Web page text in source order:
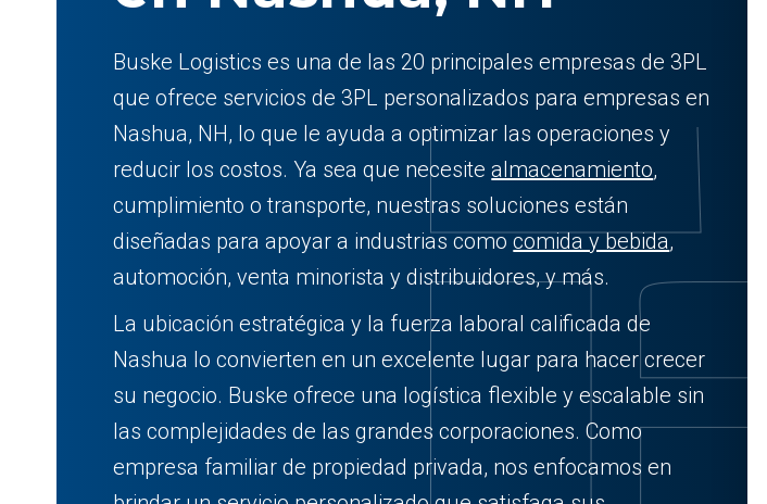
Buske Logistics es una de las 20 principales empresas de 3PL
que ofrece servicios de 3PL personalizados para empresas en
Nashua, NH, lo que le ayuda a optimizar las operaciones y
reducir los costos. Ya sea que necesitealmacenamiento,
cumplimiento o transporte, nuestras soluciones están
diseñadas para apoyar a industrias comocomida y bebida,
automoción, venta minorista y distribuidores, y más.
La ubicación estratégica y la fuerza laboral calificada de
Nashua lo convierten en un excelente lugar para hacer crecer
su negocio. Buske ofrece una logística flexible y escalable sin
las complejidades de las grandes corporaciones. Como
empresa familiar de propiedad privada, nos enfocamos en